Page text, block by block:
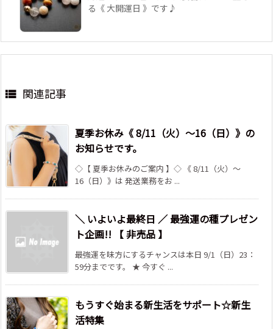
る《 大開運日 》です♪
 関連記事
夏季お休み《 8/11（火）～16（日）》の
お知らせです。
◇【 夏季お休みのご案内 】◇ 《 8/11（火）～
16（日）》は 発送業務をお ...
＼ いよいよ最終日 ／ 最強運の種プレゼン
ト企画!! 【 非売品 】
最強運を味方にするチャンスは本日 9/1（日）23：
59分までです。 ★ 今すぐ ...
もうすぐ始まる新生活をサポート☆新生
活特集